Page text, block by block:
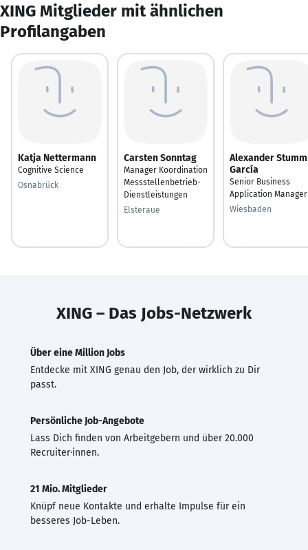
XING Mitglieder mit ähnlichen
Profilangaben
Katja Nettermann
Cognitive Science
Osnabrück
Carsten Sonntag
Manager Koordination
Messstellenbetrieb-
Dienstleistungen
Elsteraue
Alexander Stumm
García
Senior Business
Application Manager
Wiesbaden
XING – Das Jobs-Netzwerk
Über eine Million Jobs
Entdecke mit XING genau den Job, der wirklich zu Dir
passt.
Persönliche Job-Angebote
Lass Dich finden von Arbeitgebern und über 20.000
Recruiter·innen.
21 Mio. Mitglieder
Knüpf neue Kontakte und erhalte Impulse für ein
besseres Job-Leben.